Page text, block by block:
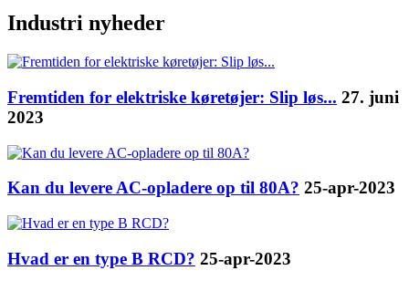
Industri nyheder
Fremtiden for elektriske køretøjer: Slip løs... 27. juni
2023
Kan du levere AC-opladere op til 80A? 25-apr-2023
Hvad er en type B RCD? 25-apr-2023